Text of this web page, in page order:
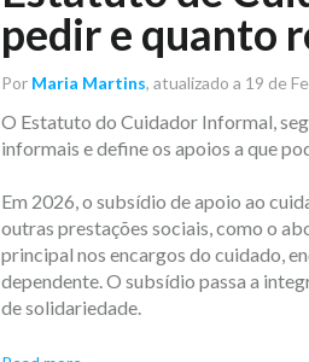
pedir e quanto
Por Maria Martins, atualizado a 19 de
O Estatuto do Cuidador Informal,
informais e define os apoios a que
Em 2026, o subsídio de apoio ao
outras prestações sociais, como o
principal nos encargos do cuidado,
dependente. O subsídio passa a
de solidariedade.